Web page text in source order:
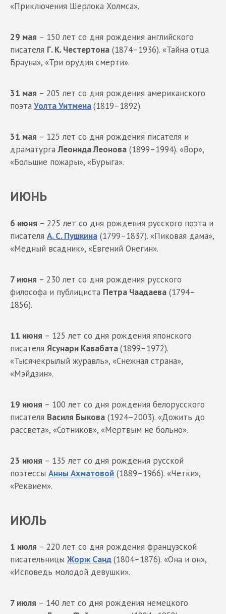
«Приключения Шерлока Холмса».
29 мая – 150 лет со дня рождения английского
писателя Г. К. Честертона (1874–1936). «Тайна отца
Брауна», «Три орудия смерти».
31 мая – 205 лет со дня рождения американского
поэтаУолта Уитмена(1819–1892).
31 мая – 125 лет со дня рождения писателя и
драматургаЛеонида Леонова (1899–1994). «Вор»,
«Большие пожары», «Бурыга».
ИЮНЬ
6 июня – 225 лет со дня рождения русского поэта и
писателя А. С. Пушкина (1799–1837). «Пиковая дама»,
«Медный всадник», «Евгений Онегин».
7 июня – 230 лет со дня рождения русского
философа и публициста Петра Чаадаева (1794–
1856).
11 июня – 125 лет со дня рождения японского
писателя Ясунари Кавабата(1899–1972).
«Тысячекрылый журавль», «Снежная страна»,
«Мэйдзин».
19 июня – 100 лет со дня рождения белорусского
писателя Василя Быкова (1924–2003). «Дожить до
рассвета», «Сотников», «Мертвым не больно».
23 июня – 135 лет со дня рождения русской
поэтессы Анны Ахматовой (1889–1966). «Четки»,
«Реквием».
ИЮЛЬ
1 июля – 220 лет со дня рождения французской
писательницы Жорж Санд(1804–1876). «Она и он»,
«Исповедь молодой девушки».
7 июля – 140 лет со дня рождения немецкого